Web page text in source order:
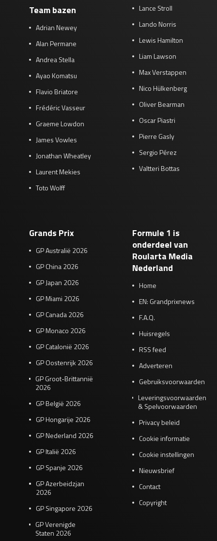
Team bazen
Adrian Newey
Alan Permane
Andrea Stella
Ayao Komatsu
Flavio Briatore
Frédéric Vasseur
Graeme Lowdon
James Vowles
Jonathan Wheatley
Laurent Mekies
Toto Wolff
Lance Stroll
Lando Norris
Lewis Hamilton
Liam Lawson
Max Verstappen
Nico Hülkenberg
Oliver Bearman
Oscar Piastri
Pierre Gasly
Sergio Pérez
Valtteri Bottas
Grands Prix
GP Australië 2026
GP China 2026
GP Japan 2026
GP Miami 2026
GP Canada 2026
GP Monaco 2026
GP Catalonië 2026
GP Oostenrijk 2026
GP Groot-Brittannië
2026
GP België 2026
GP Hongarije 2026
GP Nederland 2026
GP Italië 2026
GP Spanje 2026
GP Azerbeidzjan
2026
GP Singapore 2026
GP Verenigde
Staten 2026
Formule 1 is
onderdeel van
Roularta Media
Nederland
Home
EN: Grandprixnews
F.A.Q.
Huisregels
RSS feed
Adverteren
Gebruiksvoorwaarden
Leveringsvoorwaarden
& Spelvoorwaarden
Privacy beleid
Cookie informatie
Cookie instellingen
Nieuwsbrief
Contact
Copyright